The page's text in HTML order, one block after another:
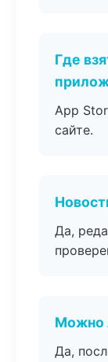
Где
App
сайте.
Да,
Можно
Да,